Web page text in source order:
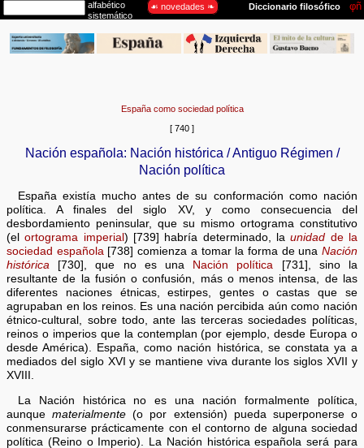
España como sociedad política
[ 740 ]
Nación española: Nación histórica / Antiguo Régimen /
Nación política
España existía mucho antes de su conformación como nación
política. A finales del siglo XV, y como consecuencia del
desbordamiento peninsular, que su mismo ortograma constitutivo
(elortograma imperial ) [739] habría determinado, launidad de la
sociedad española[738] comienza a tomar la forma de una Nación
histórica [730], que no es una Nación política [731], sino la
resultante de la fusión o confusión, más o menos intensa, de las
diferentes naciones étnicas, estirpes, gentes o castas que se
agrupaban en los reinos. Es una nación percibida aún como nación
étnico-cultural, sobre todo, ante las terceras sociedades políticas,
reinos o imperios que la contemplan (por ejemplo, desde Europa o
desde América). España, como nación histórica, se constata ya a
mediados del siglo XVI y se mantiene viva durante los siglos XVII y
XVIII.
La Nación histórica no es una nación formalmente política,
aunquematerialmente (o por extensión) pueda superponerse o
conmensurarse prácticamente con el contorno de alguna sociedad
política (Reino o Imperio). La Nación histórica española será para